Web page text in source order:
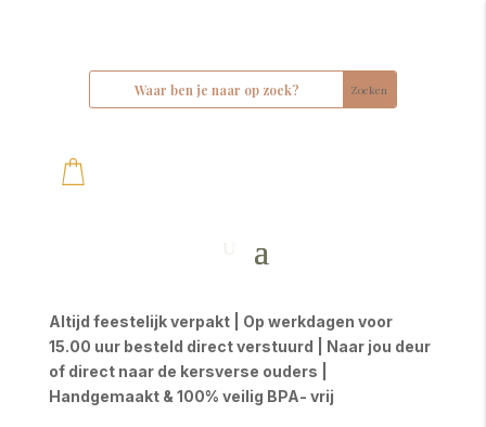
Altijd feestelijk verpakt | Op werkdagen voor
15.00 uur besteld direct verstuurd | Naar jou deur
of direct naar de kersverse ouders |
Handgemaakt & 100% veilig BPA- vrij